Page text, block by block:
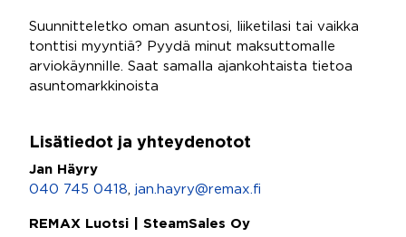
Suunnitteletko oman asuntosi, liiketilasi tai vaikka
tonttisi myyntiä? Pyydä minut maksuttomalle
arviokäynnille. Saat samalla ajankohtaista tietoa
asuntomarkkinoista
Lisätiedot ja yhteydenotot
Jan Häyry
040 745 0418
jan.hayry@remax.fi
REMAX Luotsi | SteamSales Oy